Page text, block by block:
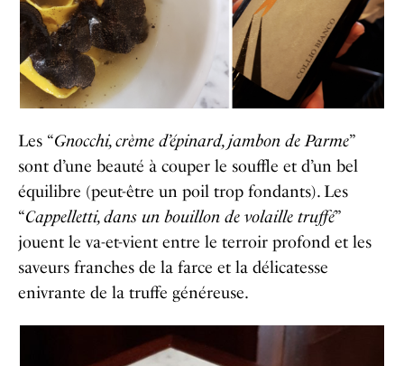
Les “Gnocchi, crème d’épinard, jambon de Parme”
sont d’une beauté à couper le souffle et d’un bel
équilibre (peut-être un poil trop fondants). Les
“Cappelletti, dans un bouillon de volaille truffé”
jouent le va-et-vient entre le terroir profond et les
saveurs franches de la farce et la délicatesse
enivrante de la truffe généreuse.